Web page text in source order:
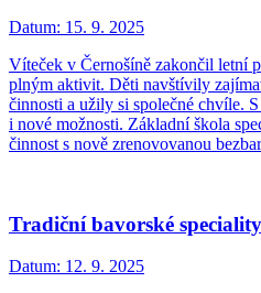
Datum: 15. 9. 2025
Víteček v Černošíně zakončil letní
plným aktivit. Děti navštívily
činnosti a užily si společné chvíle.
i nové možnosti. Základní škola
činnost s nově zrenovovanou
Tradiční bavorské speciality
Datum: 12. 9. 2025